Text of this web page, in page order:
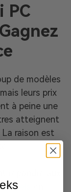
PC
de modèles
leurs prix
à peine une
atteignent
La raison est
répondre aux